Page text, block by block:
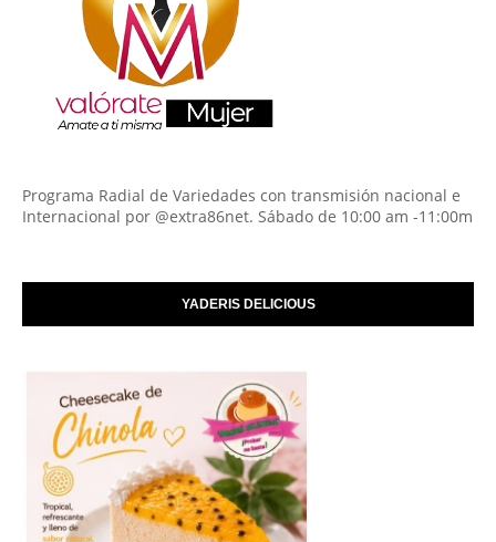
Programa Radial de Variedades con transmisión nacional e
Internacional por @extra86net. Sábado de 10:00 am -11:00m
YADERIS DELICIOUS